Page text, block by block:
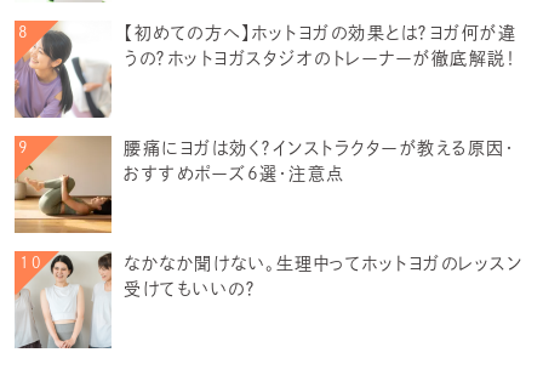
【初めての方へ】ホットヨガの効果とは？ヨガ何が違
うの？ホットヨガスタジオのトレーナーが徹底解説！
腰痛にヨガは効く？インストラクターが教える原因・
おすすめポーズ6選・注意点
なかなか聞けない。生理中ってホットヨガのレッスン
受けてもいいの？